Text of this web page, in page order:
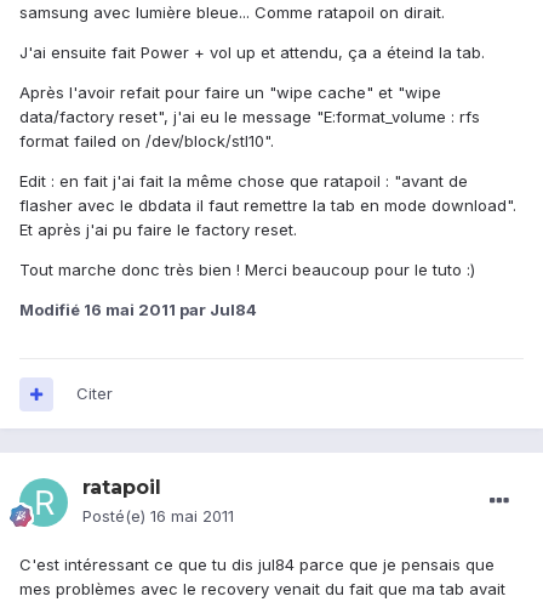
samsung avec lumière bleue... Comme ratapoil on dirait.
J'ai ensuite fait Power + vol up et attendu, ça a éteind la tab.
Après l'avoir refait pour faire un "wipe cache" et "wipe
data/factory reset", j'ai eu le message "E:format_volume : rfs
format failed on /dev/block/stl10".
Edit : en fait j'ai fait la même chose que ratapoil : "avant de
flasher avec le dbdata il faut remettre la tab en mode download".
Et après j'ai pu faire le factory reset.
Tout marche donc très bien ! Merci beaucoup pour le tuto :)
Modifié 16 mai 2011 par Jul84
Citer
ratapoil
Posté(e) 16 mai 2011
C'est intéressant ce que tu dis jul84 parce que je pensais que
mes problèmes avec le recovery venait du fait que ma tab avait